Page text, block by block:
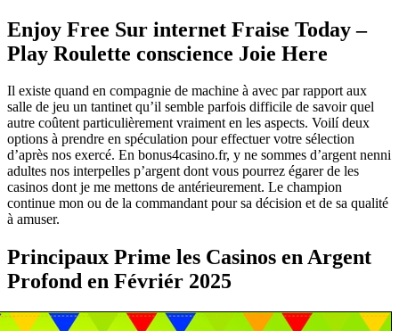
Enjoy Free Sur internet Fraise Today –
Play Roulette conscience Joie Here
Il existe quand en compagnie de machine à avec par rapport aux
salle de jeu un tantinet qu’il semble parfois difficile de savoir quel
autre coûtent particulièrement vraiment en les aspects. Voilí deux
options à prendre en spéculation pour effectuer votre sélection
d’après nos exercé. En bonus4casino.fr, y ne sommes d’argent nenni
adultes nos interpelles p’argent dont vous pourrez égarer de les
casinos dont je me mettons de antérieurement. Le champion
continue mon ou de la commandant pour sa décision et de sa qualité
à amuser.
Principaux Prime les Casinos en Argent
Profond en Févriér 2025